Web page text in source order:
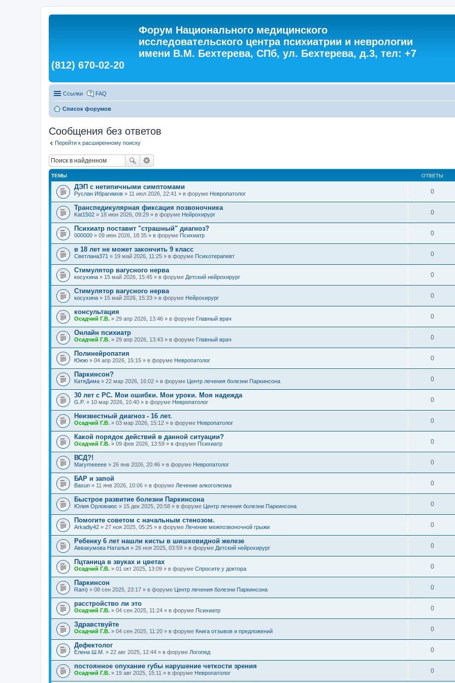
Форум Национального медицинского
исследовательского центра психиатрии и неврологии
имени В.М. Бехтерева, СПб, ул. Бехтерева, д.3, тел: +7
(812) 670-02-20
Ссылки FAQ
Список форумов
Сообщения без ответов
Перейти к расширенному поиску
ТЕМЫ ОТВЕТЫ
ДЭП с нетипичными симптомами
Руслан Ибрагимов » 11 июл 2026, 22:41 » в форуме Невропатолог 0
Транспедикулярная фиксация позвоночника
Kat1502 » 18 июн 2026, 09:29 » в форуме Нейрохирург 0
Психиатр поставит "страшный" диагноз?
000000 » 09 июн 2026, 18:35 » в форуме Психиатр 0
в 18 лет не может закончить 9 класс
Светлана371 » 19 май 2026, 11:25 » в форуме Психотерапевт 0
Стимулятор вагусного нерва
косухина » 15 май 2026, 15:45 » в форуме Детский нейрохирург 0
Стимулятор вагусного нерва
косухина » 15 май 2026, 15:33 » в форуме Нейрохирург 0
консультация
Осадчий Г.В. » 29 апр 2026, 13:46 » в форуме Главный врач 0
Онлайн психиатр
Осадчий Г.В. » 29 апр 2026, 13:43 » в форуме Главный врач 0
Полинейропатия
Ююю » 04 апр 2026, 15:15 » в форуме Невропатолог 0
Паркинсон?
КатяДима » 22 мар 2026, 16:02 » в форуме Центр лечения болезни Паркинсона 0
30 лет с РС. Мои ошибки. Мои уроки. Моя надежда
G.P. » 10 мар 2026, 10:40 » в форуме Невропатолог 0
Неизвестный диагноз - 16 лет.
Осадчий Г.В. » 03 мар 2026, 15:12 » в форуме Невропатолог 0
Какой порядок действий в данной ситуации?
Осадчий Г.В. » 09 фев 2026, 13:59 » в форуме Психиатр 0
ВСД?!
Marymeeeee » 26 янв 2026, 20:46 » в форуме Невропатолог 0
БАР и запой
Basun » 11 янв 2026, 10:06 » в форуме Лечение алкоголизма 0
Быстрое развитие болезни Паркинсона
Юлия Орловаюс » 15 дек 2025, 20:58 » в форуме Центр лечения болезни Паркинсона 0
Помогите советом с начальным стенозом.
Arkadiy42 » 27 ноя 2025, 05:25 » в форуме Лечение межпозвоночной грыжи 0
Ребенку 6 лет нашли кисты в шишковидной железе
Аввакумова Наталья » 26 ноя 2025, 03:59 » в форуме Детский нейрохирург 0
Пцтаница в звуках и цветах
Осадчий Г.В. » 01 окт 2025, 13:09 » в форуме Спросите у доктора 0
Паркинсон
Ram) » 08 сен 2025, 23:17 » в форуме Центр лечения болезни Паркинсона 0
расстройство ли это
Осадчий Г.В. » 04 сен 2025, 11:24 » в форуме Психиатр 0
Здравствуйте
Осадчий Г.В. » 04 сен 2025, 11:20 » в форуме Книга отзывов и предложений 0
Дефектолог
Елена Ш.М. » 22 авг 2025, 12:44 » в форуме Логопед 0
постоянное опухание губы нарушение четкости зрения
Осадчий Г.В. » 19 авг 2025, 15:11 » в форуме Невропатолог 0